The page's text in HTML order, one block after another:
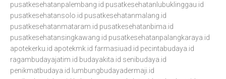
pusatkesehatanpalembang.id pusatkesehatanlubuklinggau.id
pusatkesehatansolo.id pusatkesehatanmalang.id
pusatkesehatanmataram.id pusatkesehatanbima.id
pusatkesehatansingkawang.id pusatkesehatanpalangkaraya.id
apotekerku.id apotekmk.id farmasiuad.id pecintabudaya.id
ragambudayajatim.id budayakita.id senibudaya.id
penikmatbudaya.id lumbungbudayadermaji.id